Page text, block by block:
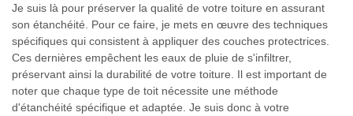
Je suis là pour préserver la qualité de votre toiture en assurant
son étanchéité. Pour ce faire, je mets en œuvre des techniques
spécifiques qui consistent à appliquer des couches protectrices.
Ces dernières empêchent les eaux de pluie de s'infiltrer,
préservant ainsi la durabilité de votre toiture. Il est important de
noter que chaque type de toit nécessite une méthode
d'étanchéité spécifique et adaptée. Je suis donc à votre